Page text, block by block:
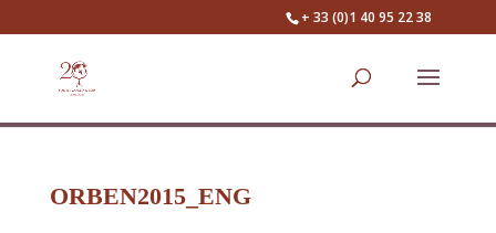
+ 33 (0)1 40 95 22 38
ORBEN2015_ENG